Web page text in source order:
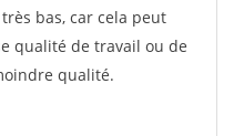
bas, car cela peut
qualité de travail ou de
qualité.